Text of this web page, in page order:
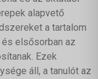
alapvető
a tartalom
elsősorban az
Ezek
áll, a tanulót az